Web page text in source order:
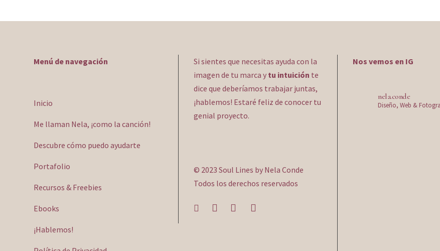
Menú de navegación
Inicio
Me llaman Nela, ¡como la canción!
Descubre cómo puedo ayudarte
Portafolio
Recursos & Freebies
Ebooks
¡Hablemos!
Si sientes que necesitas ayuda con la
imagen de tu marca y tu intuición te
dice que deberíamos trabajar juntas,
¡hablemos! Estaré feliz de conocer tu
genial proyecto.
© 2023 Soul Lines by Nela Conde
Todos los derechos reservados
Nos vemos en IG
nela.conde
Diseño, Web &